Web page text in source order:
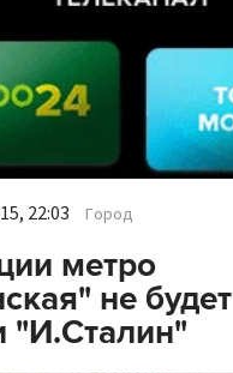
22:03 Город
метро
не будет
"И.Сталин"